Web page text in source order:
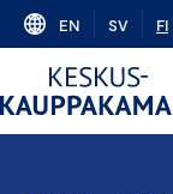
Skip
content
EN SV FI